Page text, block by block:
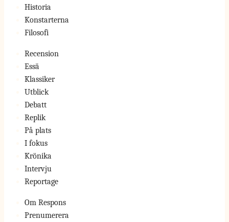
Historia
Konstarterna
Filosofi
Recension
Essä
Klassiker
Utblick
Debatt
Replik
På plats
I fokus
Krönika
Intervju
Reportage
Om Respons
Prenumerera